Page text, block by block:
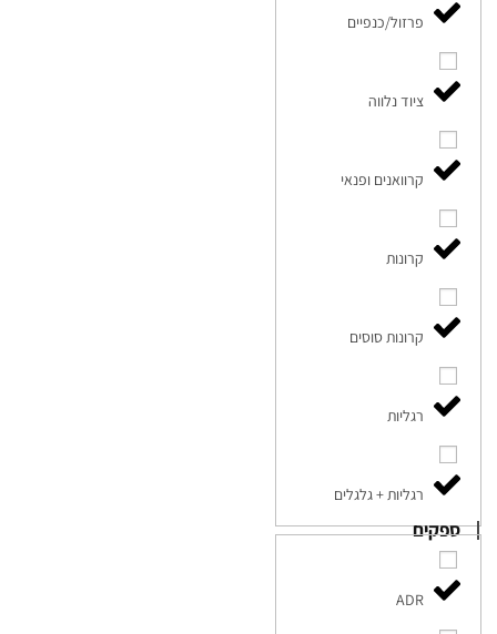
פרזול/כנפיים
ציוד נלווה
קרוואנים ופנאי
קרונות
קרונות סוסים
רגליות
רגליות + גלגלים
ספקים
ADR